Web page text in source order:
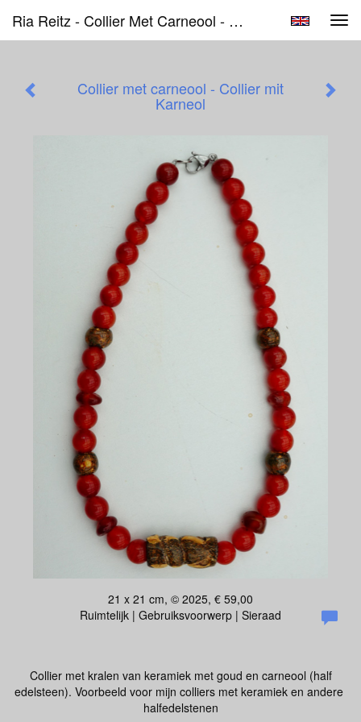
Ria Reitz - Collier Met Carneool - Collier Mit Karneol
Collier met carneool - Collier mit
Karneol
21 x 21 cm, © 2025, € 59,00
Ruimtelijk | Gebruiksvoorwerp | Sieraad
Collier met kralen van keramiek met goud en carneool (half
edelsteen). Voorbeeld voor mijn colliers met keramiek en andere
halfedelstenen